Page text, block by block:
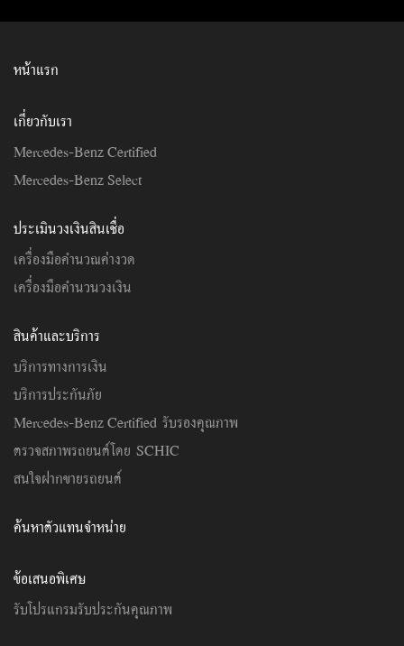
หน้าแรก
เกี่ยวกับเรา
Mercedes-Benz Certified
Mercedes-Benz Select
ประเมินวงเงินสินเชื่อ
เครื่องมือคำนวณค่างวด
เครื่องมือคำนวนวงเงิน
สินค้าและบริการ
บริการทางการเงิน
บริการประกันภัย
Mercedes-Benz Certified รับรองคุณภาพ
ตรวจสภาพรถยนต์โดย SCHIC
สนใจฝากขายรถยนต์
ค้นหาตัวแทนจำหน่าย
ข้อเสนอพิเศษ
รับโปรแกรมรับประกันคุณภาพ